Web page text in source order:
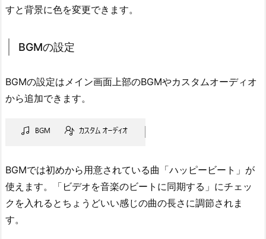
すと背景に色を変更できます。
BGMの設定
BGMの設定はメイン画面上部のBGMやカスタムオーディオ
から追加できます。
BGMでは初めから用意されている曲「ハッピービート」が
使えます。「ビデオを音楽のビートに同期する」にチェッ
クを入れるとちょうどいい感じの曲の長さに調節されま
す。